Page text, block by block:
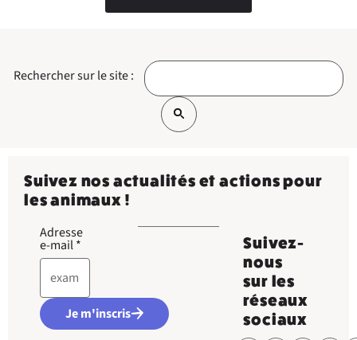
Rechercher sur le site :
Suivez nos actualités et actions pour
les animaux !
Adresse
e-mail*
Je m'inscris
Suivez-
nous
sur les
réseaux
sociaux